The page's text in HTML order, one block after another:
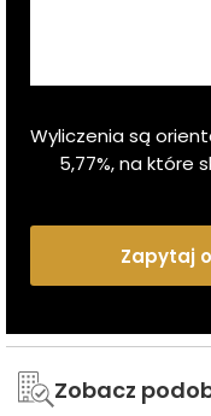
Wyliczenia są
5,77%, na które
Zapytaj
Zobacz